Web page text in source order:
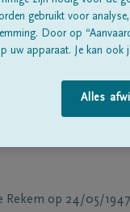
Rekem op 24/05/1947
gebruikt voor
Door op
uw apparaat. Je kan ook
Alles